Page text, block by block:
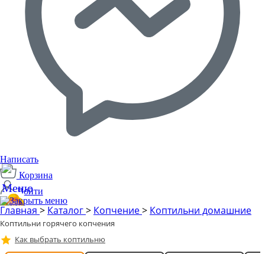
Написать
Корзина
Войти
2
Главная > Каталог> Копчение> Коптильни домашние
Коптильни горячего копчения
Как выбрать коптильню